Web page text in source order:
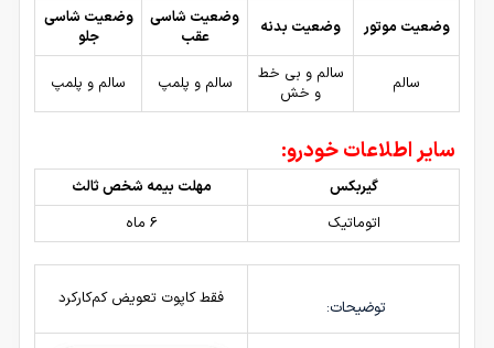
وضعیت موتور وضعیت بدنه
وضعیت شاسی
عقب
وضعیت شاسی
جلو
سالم
سالم و بی خط
و خش
سالم و پلمپ سالم و پلمپ
سایر اطلاعات خودرو:
گیربکس
مهلت بیمه شخص ثالث
اتوماتیک
6 ماه
توضیحات: فقط کاپوت تعویض کم‌کارکرد